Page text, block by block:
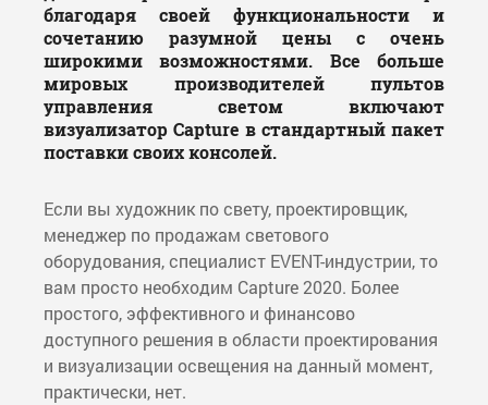
благодаря своей функциональности и
сочетанию разумной цены с очень
широкими возможностями. Все больше
мировых производителей пультов
управления светом включают
визуализатор Capture в стандартный пакет
поставки своих консолей.
Если вы художник по свету, проектировщик,
менеджер по продажам светового
оборудования, специалист EVENT-индустрии, то
вам просто необходим Capture 2020. Более
простого, эффективного и финансово
доступного решения в области проектирования
и визуализации освещения на данный момент,
практически, нет.